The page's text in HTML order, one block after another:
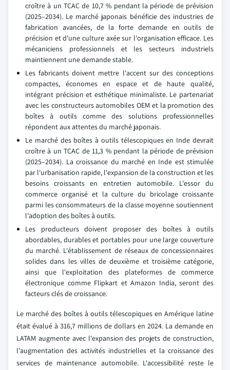
croître à un TCAC de 10,7 % pendant la période de prévision
(2025–2034). Le marché japonais bénéficie des industries de
fabrication avancées, de la forte demande en outils de
précision et d'une culture axée sur l'organisation efficace. Les
mécaniciens professionnels et les secteurs industriels
maintiennent une demande stable.
Les fabricants doivent mettre l'accent sur des conceptions
compactes, économes en espace et de haute qualité,
intégrant précision et esthétique minimaliste. Le partenariat
avec les constructeurs automobiles OEM et la promotion des
boîtes à outils comme des solutions professionnelles
répondent aux attentes du marché japonais.
Le marché des boîtes à outils télescopiques en Inde devrait
croître à un TCAC de 11,3 % pendant la période de prévision
(2025–2034). La croissance du marché en Inde est stimulée
par l'urbanisation rapide, l'expansion de la construction et les
besoins croissants en entretien automobile. L'essor du
commerce organisé et la culture du bricolage croissante
parmi les consommateurs de la classe moyenne soutiennent
l'adoption des boîtes à outils.
Les producteurs doivent proposer des boîtes à outils
abordables, durables et portables pour une large couverture
du marché. L'établissement de réseaux de concessionnaires
solides dans les villes de deuxième et troisième catégorie,
ainsi que l'exploitation des plateformes de commerce
électronique comme Flipkart et Amazon India, seront des
facteurs clés de croissance.
Le marché des boîtes à outils télescopiques en Amérique latine
était évalué à 316,7 millions de dollars en 2024. La demande en
LATAM augmente avec l'expansion des projets de construction,
l'augmentation des activités industrielles et la croissance des
services de maintenance automobile. L'accessibilité reste le